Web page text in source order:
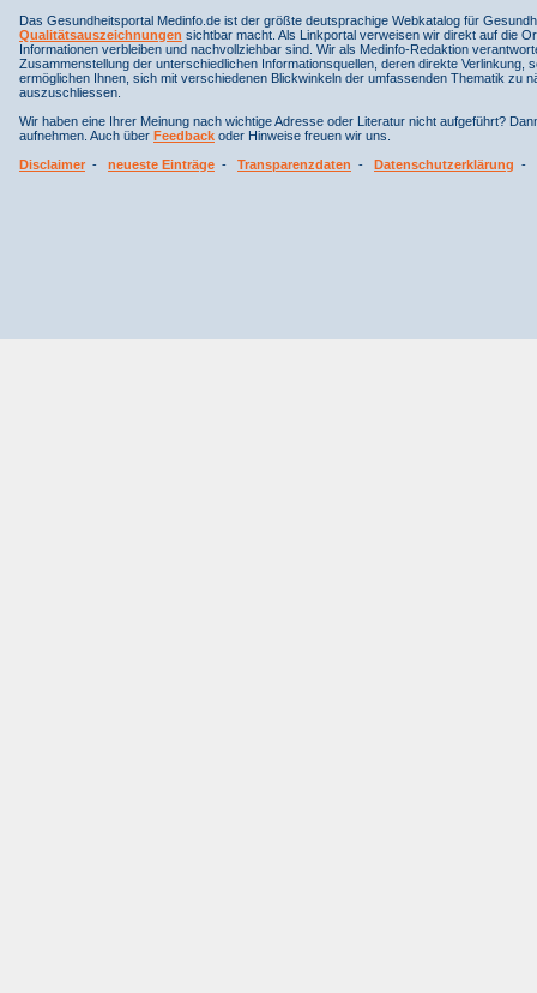
Das Gesundheitsportal Medinfo.de ist der größte deutsprachige Webkatalog für
Qualitätsauszeichnungen sichtbar macht. Als Linkportal verweisen wir direkt auf die
Informationen verbleiben und nachvollziehbar sind. Wir als Medinfo-Redaktion
Zusammenstellung der unterschiedlichen Informationsquellen, deren direkte
ermöglichen Ihnen, sich mit verschiedenen Blickwinkeln der umfassenden Thematik
auszuschliessen.
Wir haben eine Ihrer Meinung nach wichtige Adresse oder Literatur nicht aufgeführt?
aufnehmen. Auch über Feedback oder Hinweise freuen wir uns.
Disclaimer - neueste Einträge - Transparenzdaten - Datenschutzerklärung -